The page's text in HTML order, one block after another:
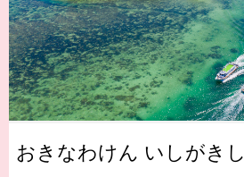
おきなわけん いしがきし